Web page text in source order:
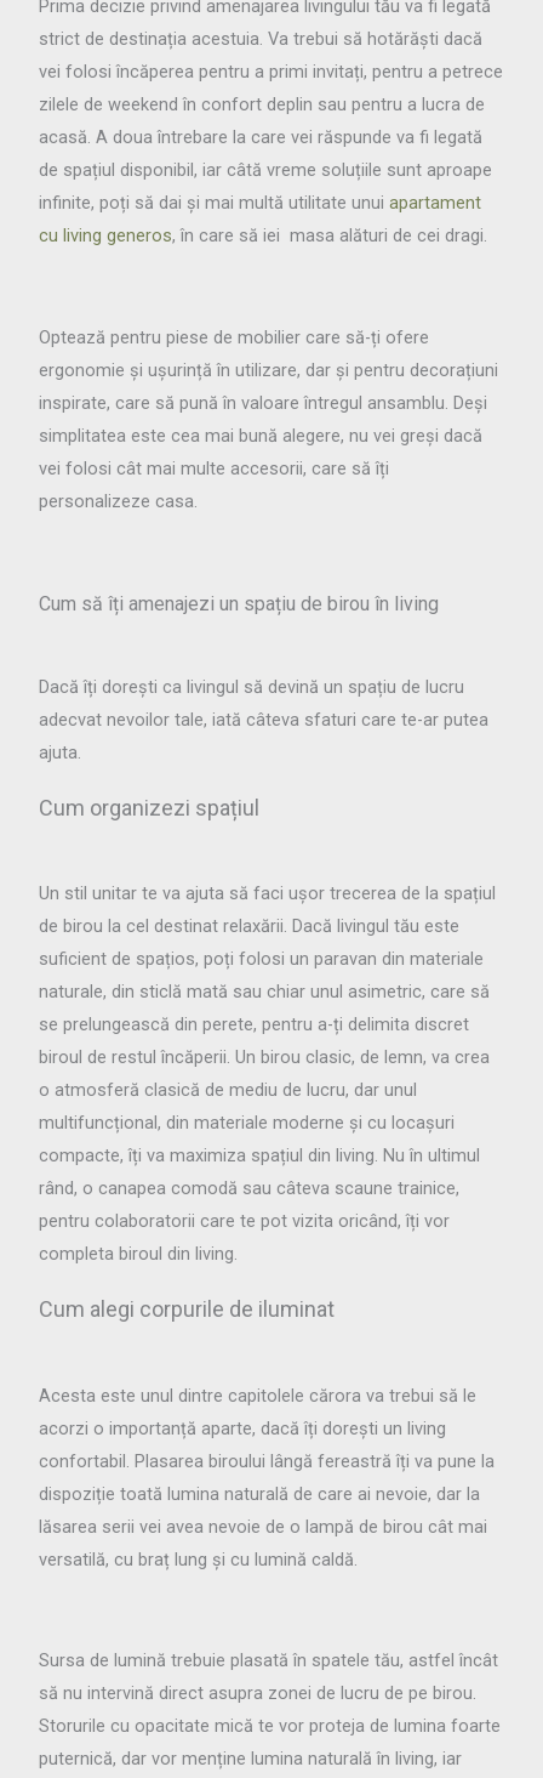
Prima decizie privind amenajarea livingului tău va fi legată
strict de destinația acestuia. Va trebui să hotărăști dacă
vei folosi încăperea pentru a primi invitați, pentru a petrece
zilele de weekend în confort deplin sau pentru a lucra de
acasă. A doua întrebare la care vei răspunde va fi legată
de spațiul disponibil, iar câtă vreme soluțiile sunt aproape
infinite, poți să dai și mai multă utilitate unuiapartament
cu living generos, în care să iei masa alături de cei dragi.
Optează pentru piese de mobilier care să-ți ofere
ergonomie și ușurință în utilizare, dar și pentru decorațiuni
inspirate, care să pună în valoare întregul ansamblu. Deși
simplitatea este cea mai bună alegere, nu vei greși dacă
vei folosi cât mai multe accesorii, care să îți
personalizeze casa.
Cum să îți amenajezi un spațiu de birou în living
Dacă îți dorești ca livingul să devină un spațiu de lucru
adecvat nevoilor tale, iată câteva sfaturi care te-ar putea
ajuta.
Cum organizezi spațiul
Un stil unitar te va ajuta să faci ușor trecerea de la spațiul
de birou la cel destinat relaxării. Dacă livingul tău este
suficient de spațios, poți folosi un paravan din materiale
naturale, din sticlă mată sau chiar unul asimetric, care să
se prelungească din perete, pentru a-ți delimita discret
biroul de restul încăperii. Un birou clasic, de lemn, va crea
o atmosferă clasică de mediu de lucru, dar unul
multifuncțional, din materiale moderne și cu locașuri
compacte, îți va maximiza spațiul din living. Nu în ultimul
rând, o canapea comodă sau câteva scaune trainice,
pentru colaboratorii care te pot vizita oricând, îți vor
completa biroul din living.
Cum alegi corpurile de iluminat
Acesta este unul dintre capitolele cărora va trebui să le
acorzi o importanță aparte, dacă îți dorești un living
confortabil. Plasarea biroului lângă fereastră îți va pune la
dispoziție toată lumina naturală de care ai nevoie, dar la
lăsarea serii vei avea nevoie de o lampă de birou cât mai
versatilă, cu braț lung și cu lumină caldă.
Sursa de lumină trebuie plasată în spatele tău, astfel încât
să nu intervină direct asupra zonei de lucru de pe birou.
Storurile cu opacitate mică te vor proteja de lumina foarte
puternică, dar vor menține lumina naturală în living, iar